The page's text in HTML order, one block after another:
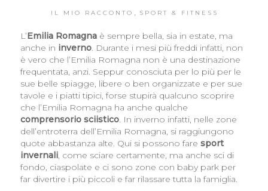
IL MIO RACCONTO , SPORT & FITNESS
L’Emilia Romagnaè sempre bella, sia in estate, ma
anche in inverno. Durante i mesi più freddi infatti, non
è vero che l’Emilia Romagna non è una destinazione
frequentata, anzi. Seppur conosciuta per lo più per le
sue belle spiagge, libere o ben organizzate e per sue
tavole e i piatti tipici, forse stupirà qualcuno scoprire
che l’Emilia Romagna ha anche qualche
comprensorio sciistico. In inverno infatti, nelle zone
dell’entroterra dell’Emilia Romagna, si raggiungono
quote abbastanza alte. Qui si possono fare sport
invernali, come sciare certamente, ma anche sci di
fondo, ciaspolate e ci sono zone con baby park per
far divertire i più piccoli e far rilassare tutta la famiglia.